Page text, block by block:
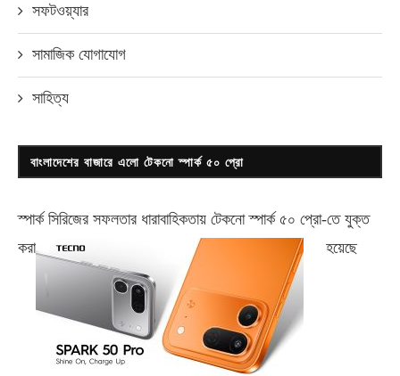
সফটওয়্যার
সামাজিক যোগাযোগ
সাহিত্য
বাংলাদেশের বাজারে এলো টেকনো স্পার্ক ৫০ প্রো
স্পার্ক সিরিজের সফলতার ধারাবাহিকতায় টেকনোস্পার্ক ৫০ প্রো-তে যুক্ত
করা
হয়েছে